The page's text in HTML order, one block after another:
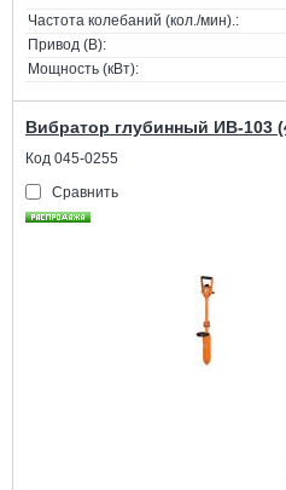
Частота колебаний (кол./мин).:
Привод (В):
Мощность (кВт):
Вибратор глубинный ИВ-103
Код 045-0255
Сравнить